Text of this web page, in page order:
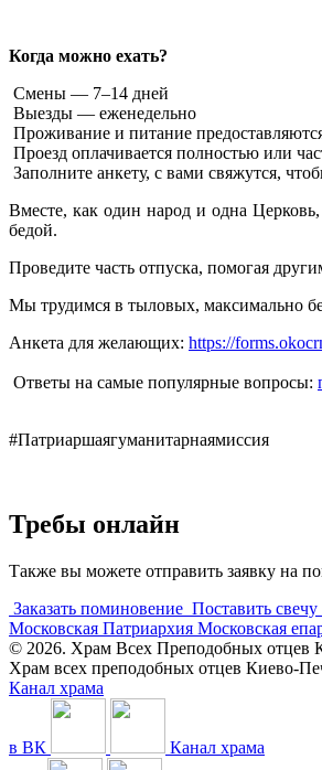
Когда можно ехать?
Смены — 7–14 дней
Выезды — еженедельно
Проживание и питание
Проезд оплачивается полностью или
Заполните анкету, с вами свяжутся,
Вместе, как один народ и одна
бедой.
Проведите часть отпуска, помогая
Мы трудимся в тыловых, максимально
Анкета для желающих: https://
Ответы на самые популярные вопросы:
#Патриаршаягуманитарнаямиссия
Требы онлайн
Также вы можете отправить заявку на
Заказать поминовение Поставить свечу
Московская Патриархия Московская
© 2026. Храм Всех Преподобных отцев
Храм всех преподобных отцев Киево-
Канал храма
в ВК Канал храма